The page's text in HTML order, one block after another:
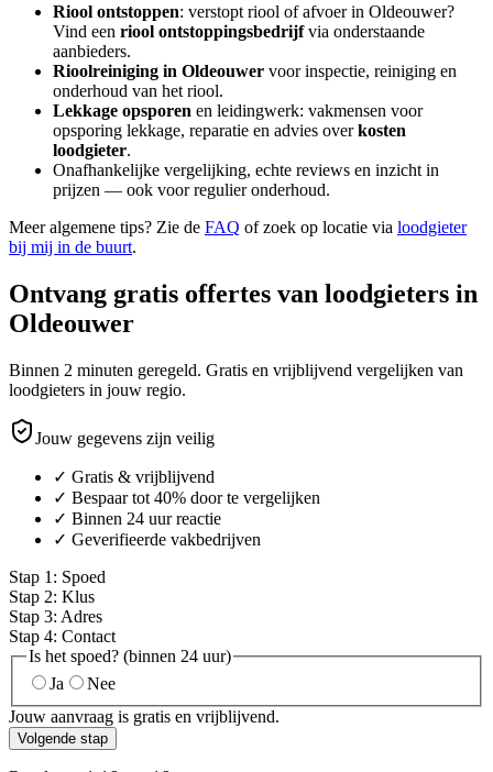
Riool ontstoppen: verstopt riool of afvoer in Oldeouwer?
Vind een riool ontstoppingsbedrijfvia onderstaande
aanbieders.
Rioolreiniging in Oldeouwer voor inspectie, reiniging en
onderhoud van het riool.
Lekkage opsporen en leidingwerk: vakmensen voor
opsporing lekkage, reparatie en advies overkosten
loodgieter.
Onafhankelijke vergelijking, echte reviews en inzicht in
prijzen — ook voor regulier onderhoud.
Meer algemene tips? Zie de FAQ of zoek op locatie via loodgieter
bij mij in de buurt.
Ontvang gratis offertes van loodgieters in
Oldeouwer
Binnen 2 minuten geregeld. Gratis en vrijblijvend vergelijken van
loodgieters in jouw regio.
Jouw gegevens zijn veilig
✓ Gratis & vrijblijvend
✓ Bespaar tot 40% door te vergelijken
✓ Binnen 24 uur reactie
✓ Geverifieerde vakbedrijven
Stap 1 : Spoed
Stap 2: Klus
Stap 3: Adres
Stap 4: Contact
Is het spoed? (binnen 24 uur)
Ja
Nee
Jouw aanvraag is gratis en vrijblijvend.
Volgende stap